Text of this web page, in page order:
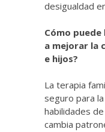
desigualdad
Cómo
a mejorar la
e hijos?
La terapia
seguro para
habilidades
cambia